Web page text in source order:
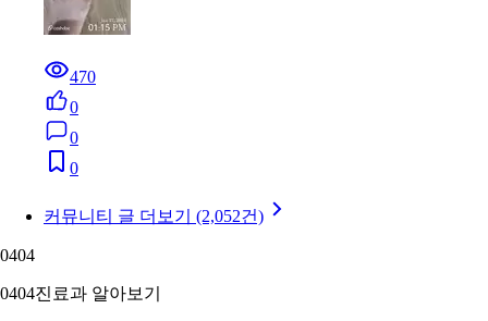
470
0
0
0
커뮤니티 글 더보기 (2,052건)
0404
0404진료과 알아보기